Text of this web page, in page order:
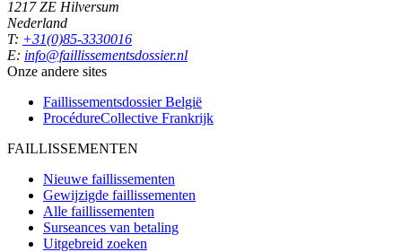
1217 ZE Hilversum
Nederland
T: +31(0)85-3330016
E: info@faillissementsdossier.nl
Onze andere sites
Faillissementsdossier België
ProcédureCollective Frankrijk
FAILLISSEMENTEN
Nieuwe faillissementen
Gewijzigde faillissementen
Alle faillissementen
Surseances van betaling
Uitgebreid zoeken